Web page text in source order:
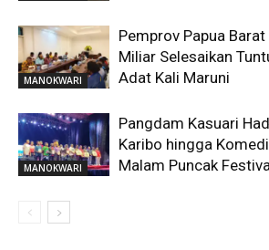
MANOKWARI
Pemprov Papua Barat
Miliar Selesaikan
Adat Kali Maruni
MANOKWARI
Pangdam Kasuari
Karibo hingga
Malam Puncak